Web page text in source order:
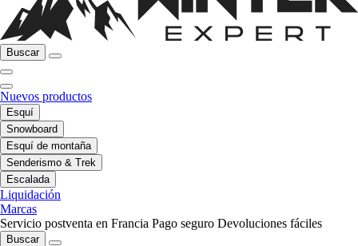
Buscar
Nuevos productos
Esquí
Snowboard
Esquí de montaña
Senderismo & Trek
Escalada
Liquidación
Marcas
Servicio postventa en Francia Pago seguro Devoluciones fáciles
Buscar